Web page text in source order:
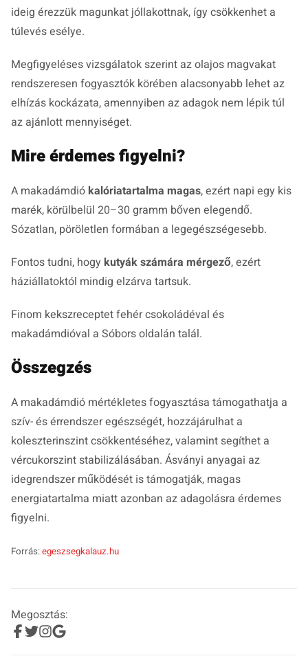
ideig érezzük magunkat jóllakottnak, így csökkenhet a
túlevés esélye.
Megfigyeléses vizsgálatok szerint az olajos magvakat
rendszeresen fogyasztók körében alacsonyabb lehet az
elhízás kockázata, amennyiben az adagok nem lépik túl
az ajánlott mennyiséget.
Mire érdemes figyelni?
A makadámdió kalóriatartalma magas, ezért napi egy kis
marék, körülbelül 20–30 gramm bőven elegendő.
Sózatlan, pöröletlen formában a legegészségesebb.
Fontos tudni, hogy kutyák számára mérgező, ezért
háziállatoktól mindig elzárva tartsuk.
Finom kekszreceptet fehér csokoládéval és
makadámdióval a Sóbors oldalán talál.
Összegzés
A makadámdió mértékletes fogyasztása támogathatja a
szív- és érrendszer egészségét, hozzájárulhat a
koleszterinszint csökkentéséhez, valamint segíthet a
vércukorszint stabilizálásában. Ásványi anyagai az
idegrendszer működését is támogatják, magas
energiatartalma miatt azonban az adagolásra érdemes
figyelni.
Forrás:egeszsegkalauz.hu
Megosztás: